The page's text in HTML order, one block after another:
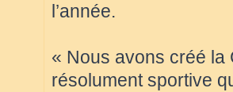
l’année.
« Nous avons créé la
résolument sportive